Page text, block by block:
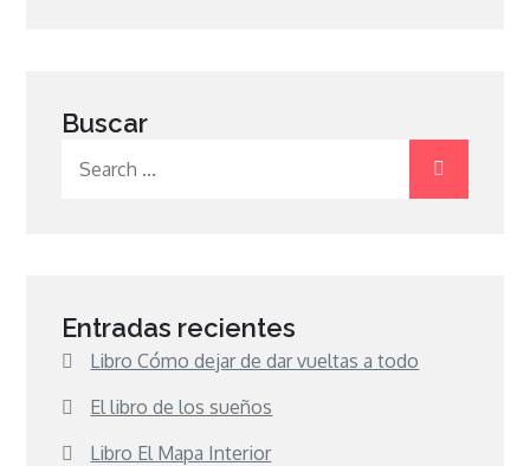
Buscar
Entradas recientes
Libro Cómo dejar de dar vueltas a todo
El libro de los sueños
Libro El Mapa Interior